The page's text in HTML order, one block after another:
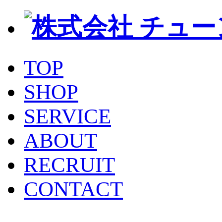
TOP
SHOP
SERVICE
ABOUT
RECRUIT
CONTACT